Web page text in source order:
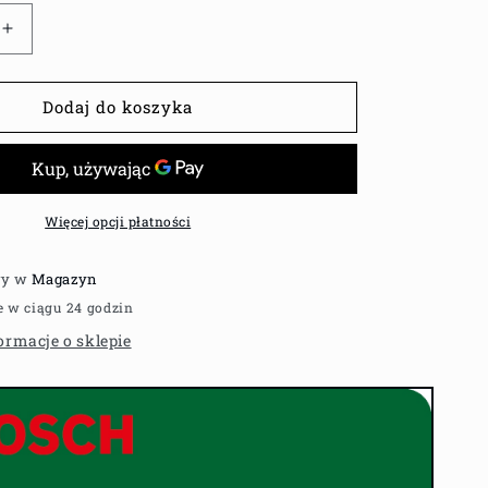
Zwiększ
ilość
dla
Wiertło
do
Bosch
CYL
14,0x350x400
Dodaj do koszyka
Więcej opcji płatności
w Magazyn
w ciągu 24 godzin
o sklepie